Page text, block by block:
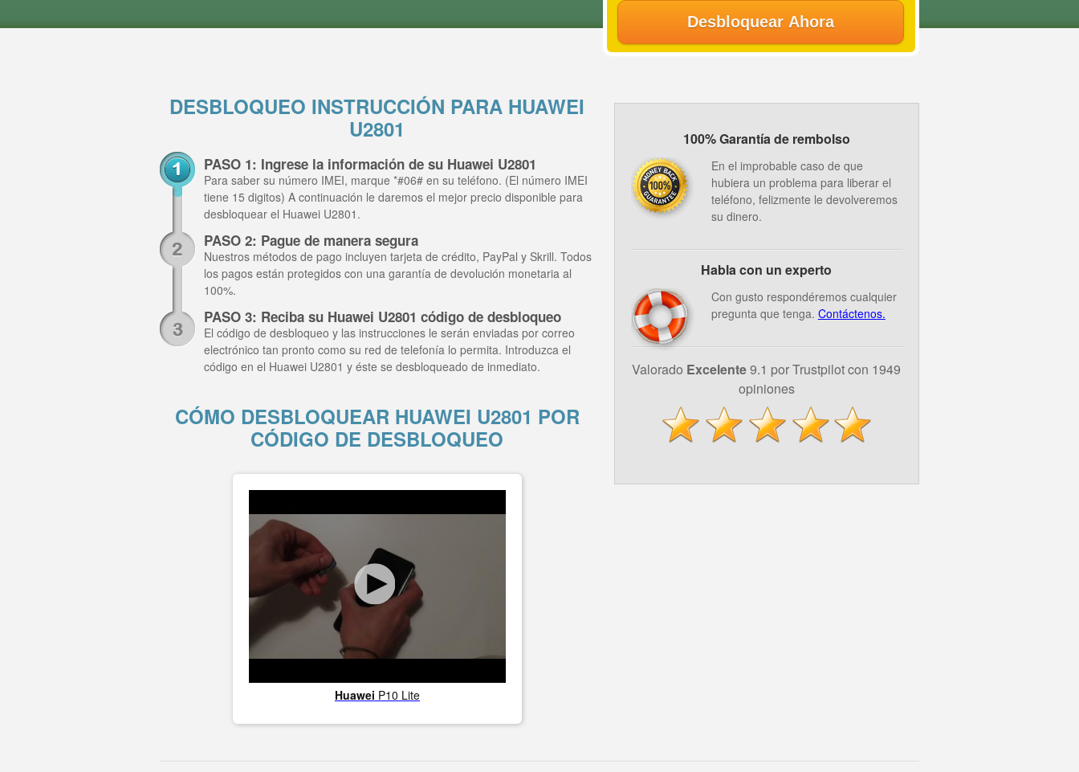
Desbloquear Ahora
DESBLOQUEO INSTRUCCIÓN PARA HUAWEI
U2801
PASO 1: Ingrese la información de su Huawei U2801
Para saber su número IMEI, marque *#06# en su teléfono. (El número IMEI
tiene 15 digitos) A continuación le daremos el mejor precio disponible para
desbloquear el Huawei U2801.
PASO 2: Pague de manera segura
Nuestros métodos de pago incluyen tarjeta de crédito, PayPal y Skrill. Todos
los pagos están protegidos con una garantía de devolución monetaria al
100%.
PASO 3: Reciba su Huawei U2801 código de desbloqueo
El código de desbloqueo y las instrucciones le serán enviadas por correo
electrónico tan pronto como su red de telefonía lo permita. Introduzca el
código en el Huawei U2801 y éste se desbloqueado de inmediato.
CÓMO DESBLOQUEAR HUAWEI U2801 POR
CÓDIGO DE DESBLOQUEO
Huawei P10 Lite
100% Garantía de rembolso
En el improbable caso de que
hubiera un problema para liberar el
teléfono, felizmente le devolveremos
su dinero.
Habla con un experto
Con gusto respondéremos cualquier
pregunta que tenga. Contáctenos.
Valorado Excelente9.1 por Trustpilot con 1949
opiniones